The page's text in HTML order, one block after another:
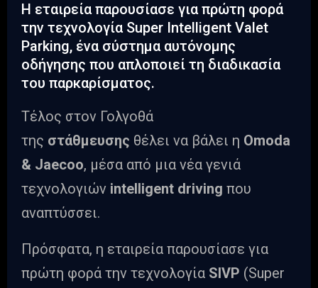
Η εταιρεία παρουσίασε για πρώτη φορά
την τεχνολογία Super Intelligent Valet
Parking, ένα σύστημα αυτόνομης
οδήγησης που απλοποιεί τη διαδικασία
του παρκαρίσματος.
Τέλος στον Γολγοθά
της στάθμευσης θέλει να βάλει η Omoda
& Jaecoo, μέσα από μια νέα γενιά
τεχνολογιών intelligent driving που
αναπτύσσει.
Πρόσφατα, η εταιρεία παρουσίασε για
πρώτη φορά την τεχνολογία SIVP (Super